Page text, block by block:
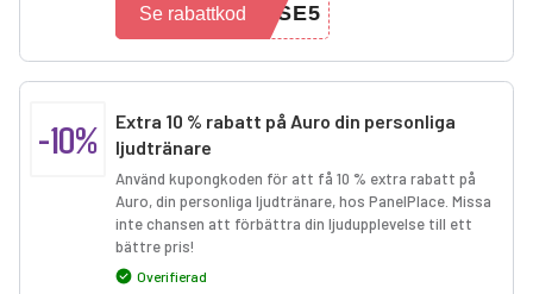
6SE5
Se rabattkod
-10%
Extra 10 % rabatt på Auro din personliga
ljudtränare
Använd kupongkoden för att få 10 % extra rabatt på
Auro, din personliga ljudtränare, hos PanelPlace. Missa
inte chansen att förbättra din ljudupplevelse till ett
bättre pris!
Overifierad